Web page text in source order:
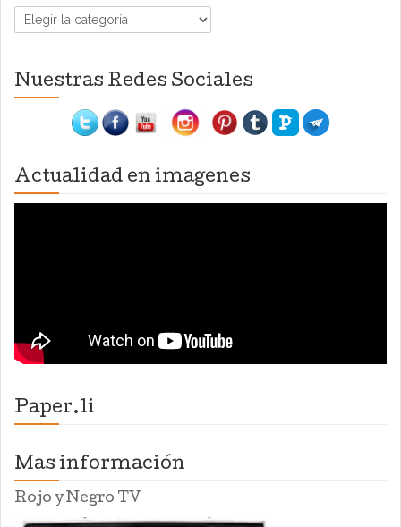
Categorías
Nuestras Redes Sociales
Actualidad en imagenes
Paper.li
Mas información
Rojo y Negro TV